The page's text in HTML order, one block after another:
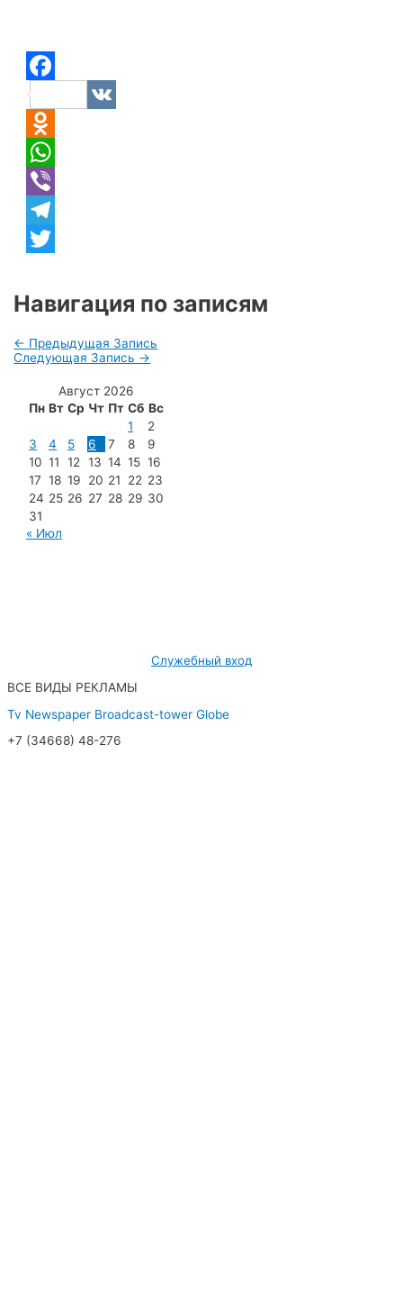
Facebook
VK
Odnoklassniki
WhatsApp
Viber
Telegram
Навигация по записям
← Предыдущая Запись
Следующая Запись →
Август 2026
Пн Вт Ср Чт Пт Сб Вс
1
2
3
4 5 6 7 8
9
10 11 12 13 14 15 16
17 18 19 20 21 22 23
24 25 26 27 28 29 30
31
« Июл
Служебный вход
ВСЕ ВИДЫ РЕКЛАМЫ
Tv Newspaper Broadcast-tower Globe
+7 (34668) 48-276